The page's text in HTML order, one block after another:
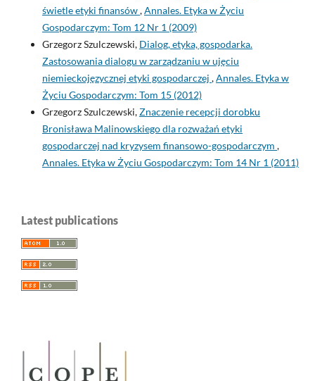
świetle etyki finansów,Annales. Etyka w Życiu
Gospodarczym: Tom 12 Nr 1 (2009)
Grzegorz Szulczewski, Dialog, etyka, gospodarka.
Zastosowania dialogu w zarządzaniu w ujęciu
niemieckojęzycznej etyki gospodarczej ,Annales. Etyka w
Życiu Gospodarczym: Tom 15 (2012)
Grzegorz Szulczewski,Znaczenie recepcji dorobku
Bronisława Malinowskiego dla rozważań etyki
gospodarczej nad kryzysem finansowo-gospodarczym ,
Annales. Etyka w Życiu Gospodarczym: Tom 14 Nr 1 (2011)
Latest publications